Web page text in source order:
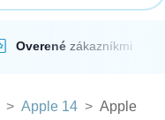
Overené zákazníkmi
> Apple 14 > Apple